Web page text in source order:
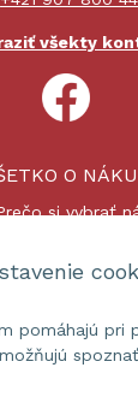
pomáhajú pri
všekty
O
si vybrať
Platby a